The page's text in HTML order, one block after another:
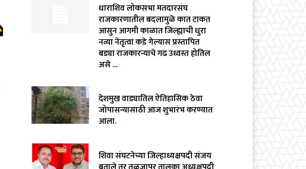
धाराशिव लोकसभा मतदारसंघ
राजकारणातील बदलामुळे कात टाकत
आसुन आगमी काळात जिल्ह्याची धुरा
नव्या नेतृत्वा कडे गेल्यास प्रस्तापित
बड्या राजकारन्याचे गढ उध्वस्त होतिल
असे ...
देशमुख वाड्यातिल ऐतिहासिक ठेवा
जोपासन्यासाठी आज शुभारंभ करण्यात
आला.
शिवा संघटनेच्या जिल्हाध्यक्षपदी संजय